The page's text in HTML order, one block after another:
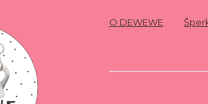
O DEWEWE